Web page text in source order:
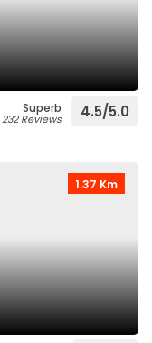
Superb
232 Reviews 4.5/5.0
1.37 Km